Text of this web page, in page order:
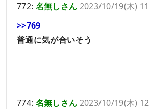
772: 名無しさん 2023/10/19(木)
>>769
普通に気が合いそう
774: 名無しさん 2023/10/19(木)